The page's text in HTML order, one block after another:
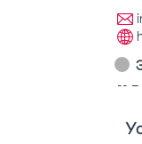
-- –